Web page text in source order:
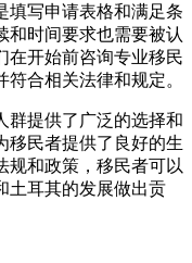
填写申请表格和满足条
和时间要求也需要被认
在开始前咨询专业移民
合相关法律和规定。
群提供了广泛的选择和
移民者提供了良好的生
规和政策，移民者可以
土耳其的发展做出贡